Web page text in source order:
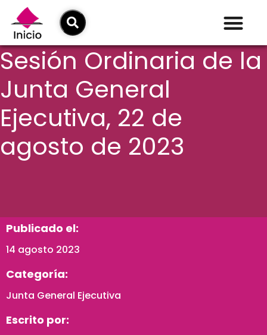
Sesión Ordinaria de la
Junta General
Ejecutiva, 22 de
agosto de 2023
Publicado el:
14 agosto 2023
Categoría:
Junta General Ejecutiva
Escrito por: